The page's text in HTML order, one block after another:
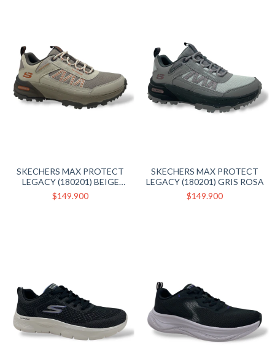
SKECHERS MAX PROTECT
LEGACY (180201) BEIGE
NARANJA
$149.900
SKECHERS MAX PROTECT
LEGACY (180201) GRIS ROSA
$149.900